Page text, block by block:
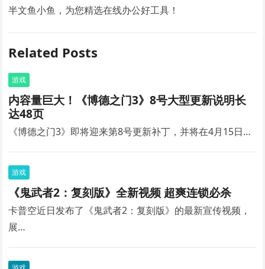
半文鱼小鱼，为您精选在线办公好工具！
Related Posts
游戏
内容量巨大！《博德之门3》8号大型更新说明长
达48页
《博德之门3》即将迎来第8号更新补丁，并将在4月15日…
游戏
《鬼武者2：复刻版》全新视频 超爽连锁必杀
卡普空近日发布了《鬼武者2：复刻版》的最新宣传视频，
展…